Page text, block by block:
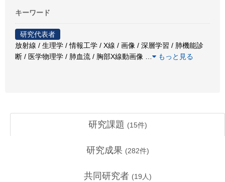
キーワード
研究代表者
放射線 / 生理学 / 情報工学 / X線 / 画像 / 深層学習 / 肺機能診
断 / 医学物理学 / 肺血流 / 胸部X線動画像
もっと見る
研究課題 (15件)
研究成果 (282件)
共同研究者 (19 人)